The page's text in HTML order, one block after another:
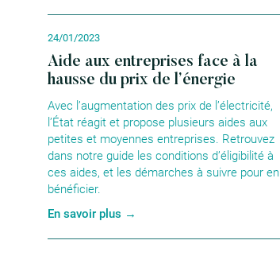
24/01/2023
Aide aux entreprises face à la
hausse du prix de l’énergie
Avec l’augmentation des prix de l’électricité,
l’État réagit et propose plusieurs aides aux
petites et moyennes entreprises. Retrouvez
dans notre guide les conditions d’éligibilité à
ces aides, et les démarches à suivre pour en
bénéficier.
En savoir plus →